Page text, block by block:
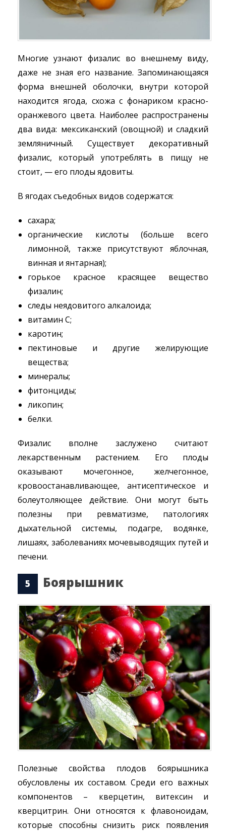
Многие узнают физалис во внешнему виду,
даже не зная его название. Запоминающаяся
форма внешней оболочки, внутри которой
находится ягода, схожа с фонариком красно-
оранжевого цвета. Наиболее распространены
два вида: мексиканский (овощной) и сладкий
земляничный. Существует декоративный
физалис, который употреблять в пищу не
стоит, — его плоды ядовиты.
В ягодах съедобных видов содержатся:
сахара;
органические кислоты (больше всего
лимонной, также присутствуют яблочная,
винная и янтарная);
горькое красное красящее вещество
физалин;
следы неядовитого алкалоида;
витамин С;
каротин;
пектиновые и другие желирующие
вещества;
минералы;
фитонциды;
ликопин;
белки.
Физалис вполне заслужено считают
лекарственным растением. Его плоды
оказывают мочегонное, желчегонное,
кровоостанавливающее, антисептическое и
болеутоляющее действие. Они могут быть
полезны при ревматизме, патологиях
дыхательной системы, подагре, водянке,
лишаях, заболеваниях мочевыводящих путей и
печени.
Боярышник
Полезные свойства плодов боярышника
обусловлены их составом. Среди его важных
компонентов – кверцетин, витексин и
кверцитрин. Они относятся к флавоноидам,
которые способны снизить риск появления